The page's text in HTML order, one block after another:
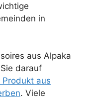
in
aus Alpaka
darauf
aus
. Viele